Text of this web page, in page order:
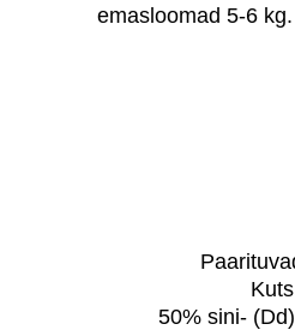
emasloomad 5-6 kg.
50% sini-